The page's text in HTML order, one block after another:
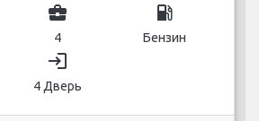
business_center
4
local_gas_station
Бензин
login
4 Дверь